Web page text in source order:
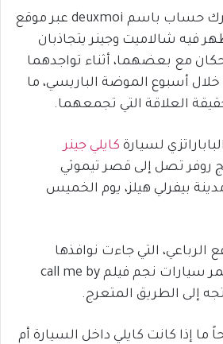
وجاء ذلك بعد أن شارك حساب باسم deuxmoi عبر موقع
فيه شالاميت وجينر يتجاذبان
مع بعضهما، أثناء تواجدهما
أسبوع الموضة الباريسي، ما
العلاقة التي تجمعهما.
لسيارة كايلي جينر
روفر تصل إلى قصر تيموثي
بيفرلي هيلز، يوم الخميس
التي جاءت نوافذها
مضللة، متجهة إلى ممر سيارات نجم فيلم call me by
إذا كانت كايلي داخل السيارة أم